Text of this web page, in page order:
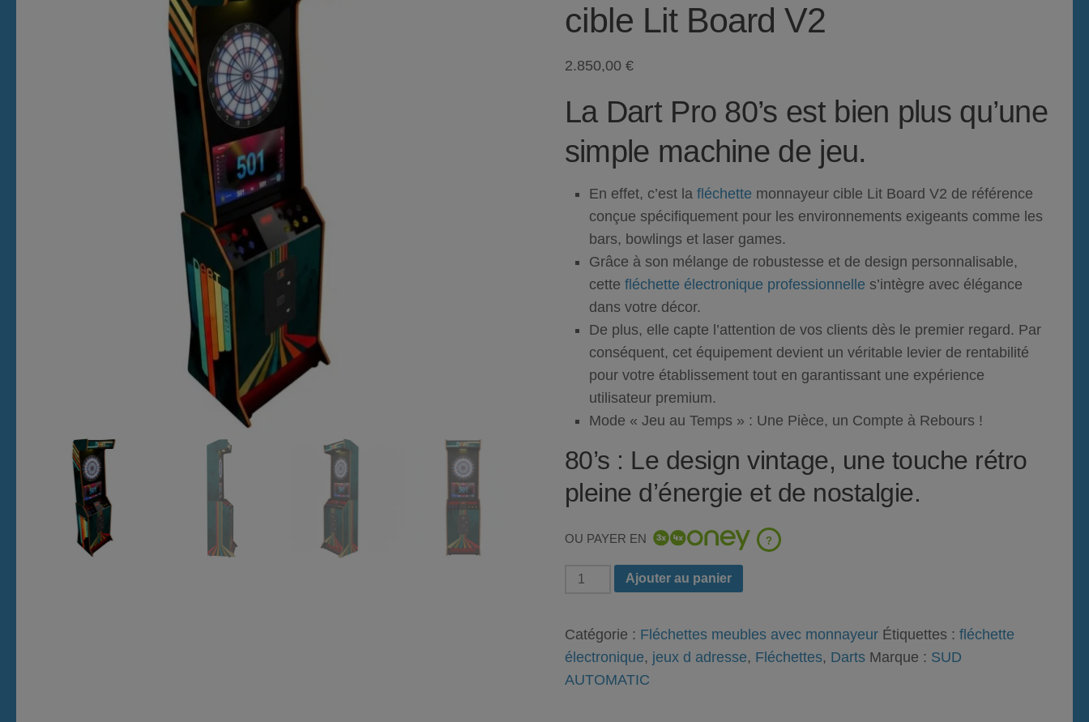
cible Lit Board V2
2.850,00 €
La Dart Pro 80’s est bien plus qu’une
simple machine de jeu.
En effet, c’est la fléchette monnayeurcible Lit Board V2 de référence
conçue spécifiquement pour les environnements exigeants comme les
bars, bowlings et laser games.
Grâce à son mélange de robustesse et de design personnalisable,
cette fléchette électronique professionnelle s’intègre avec élégance
dans votre décor.
De plus, elle capte l’attention de vos clients dès le premier regard. Par
conséquent, cet équipement devient un véritable levier de rentabilité
pour votre établissement tout en garantissant une expérience
utilisateur premium.
Mode « Jeu au Temps » : Une Pièce, un Compte à Rebours !
80’s : Le design vintage, une touche rétro
pleine d’énergie et de nostalgie.
OU PAYER EN ?
quantité
Dart
Pro
modèle
Ajouter au panier
Catégorie : Fléchettes meubles avec monnayeur Étiquettes : fléchette
électronique, jeux d adresse, Fléchettes, Darts Marque : SUD
AUTOMATIC